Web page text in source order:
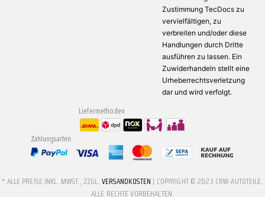
Zustimmung TecDocs zu
vervielfältigen, zu
verbreiten und/oder diese
Handlungen durch Dritte
ausführen zu lassen. Ein
Zuwiderhandeln stellt eine
Urheberrechtsverletzung
dar und wird verfolgt.
Liefermethoden
Zahlungsarten
* ALLE PREISE INKL. MWST., ZZGL. VERSANDKOSTEN | COPYRIGHT © 2023 CRW-AUTOTEILE.
ALLE RECHTE VORBEHALTEN.